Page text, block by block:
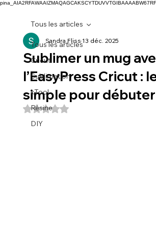
Tous les articles
Cricut
Sublimation
xTool
Résine
DIY
Tous les articles
Sublimer un mug
l’EasyPress Cricut :
simple pour débuter
Sandra Fliss13 déc. 2025
Noté NaN étoiles sur 5.